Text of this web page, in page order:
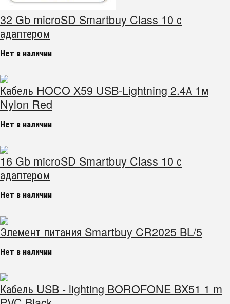
32 Gb microSD Smartbuy Class 10 с
адаптером
Нет в наличии
Кабель HOCO X59 USB-Lightning 2.4А 1м
Nylon Red
Нет в наличии
16 Gb microSD Smartbuy Class 10 с
адаптером
Нет в наличии
Элемент питания Smartbuy CR2025 BL/5
Нет в наличии
Кабель USB - lighting BOROFONE BX51 1 m